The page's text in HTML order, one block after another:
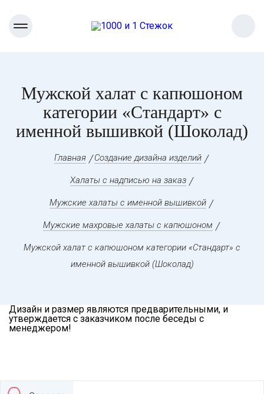
Мужской халат с капюшоном
категории «Стандарт» с
именной вышивкой (Шоколад)
Главная Создание дизайна изделий
Халаты с надписью на заказ
Мужские халаты с именной вышивкой
Мужские махровые халаты с капюшоном
Мужской халат с капюшоном категории «Стандарт» с
именной вышивкой (Шоколад)
Дизайн и размер являются предварительными, и
утверждается с заказчиком после беседы с
менеджером!